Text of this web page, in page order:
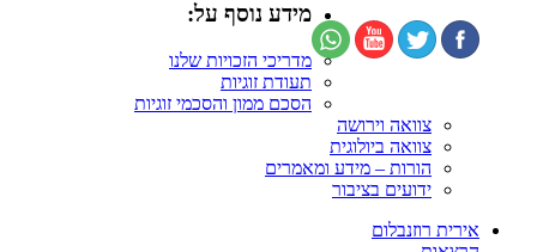
מידע נוסף על:
מדריכי הזכויות שלנו
תעודת זוגיות
הסכם ממון והסכמי זוגיות
צוואה וירושה
צוואה ביולוגית
הורות – מידע ומאמרים
ידועים בציבור
אירית רוזנבלום